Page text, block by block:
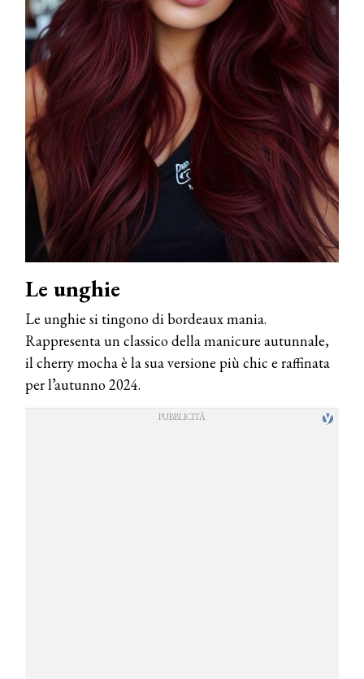
Le unghie
Le unghie si tingono di bordeaux mania.
Rappresenta un classico della manicure autunnale,
il cherry mocha è la sua versione più chic e raffinata
per l’autunno 2024.